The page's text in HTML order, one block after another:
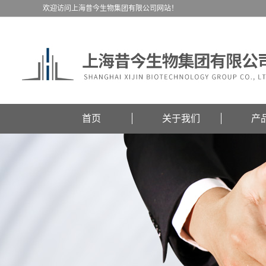
欢迎访问上海昔今生物集团有限公司网站！
首页 关于我们 产